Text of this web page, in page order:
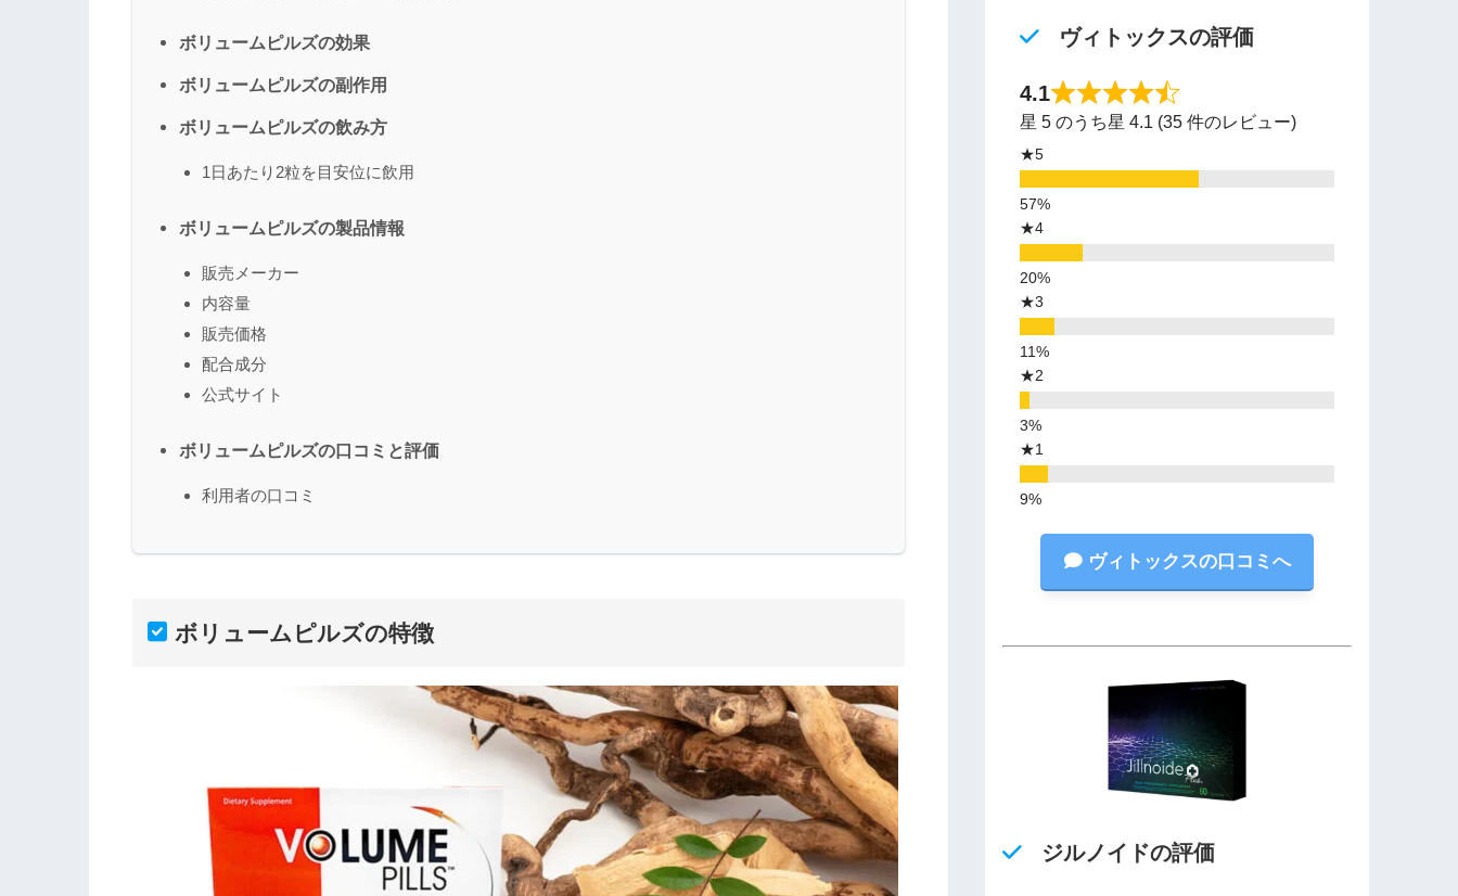
ボリュームピルズの効果
ボリュームピルズの副作用
ボリュームピルズの飲み方
1日あたり2粒を目安位に飲用
ボリュームピルズの製品情報
販売メーカー
内容量
販売価格
配合成分
公式サイト
ボリュームピルズの口コミと評価
利用者の口コミ
ボリュームピルズの特徴
ヴィトックスの評価
4.1
星 5 のうち星 4.1 (35 件のレビュー)
★5
★4
★3
★2
★1
ヴィトックスの口コミへ
ジルノイドの評価